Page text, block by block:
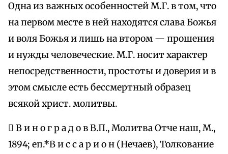
Одна из важных особенностей М.Г. в том, что
на первом месте в ней находятся слава Божья
и воля Божья и лишь на втором — прошения
и нужды человеческие. М.Г. носит характер
непосредственности, простоты и доверия и в
этом смысле есть бессмертный образец
всякой христ. молитвы.
 В и н о г р а д о в В.П., Молитва Отче наш, М.,
1894; еп.*В и с с а р и о н (Нечаев), Толкование